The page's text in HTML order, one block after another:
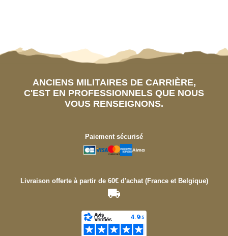
ANCIENS MILITAIRES DE CARRIÈRE,
C'EST EN PROFESSIONNELS QUE NOUS
VOUS RENSEIGNONS.
Paiement sécurisé
Livraison offerte à partir de 60€ d'achat (France et Belgique)